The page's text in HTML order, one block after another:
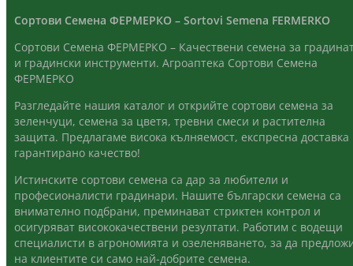
Сортови Семена ФЕРМЕРКО – Sortovi Semena FERMERKO
Сортови Семена ФЕРМЕРКО – Качествени семена за
и градински инструменти. Агроаптека Сортови Семена
ФЕРМЕРКО
Разгледайте нашия каталог и открийте сортови семена за
зеленчуци, семена за цветя, тревни смеси и растителна
защита. Предлагаме висока кълняемост, експресна доставка
гарантирано качество!
Истинските сортови семена са дар за любители и
професионалисти градинари. Нашите български семена са
внимателно подбрани, преминават стриктен контрол и
осигуряват висококачествени резултати. Работим с водещи
специалисти в агрономията и озеленяването, за да
на клиентите си само най-добрите семена.